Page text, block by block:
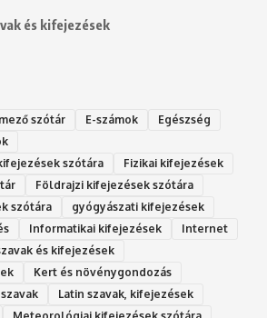
és kifejezések
szótár E-számok
Egészség
szótára
Fizikai kifejezések
Földrajzi kifejezések szótára
szótára
gyógyászati kifejezések
Informatikai kifejezések
Internet
és kifejezések
Kert és növénygondozás
Latin szavak, kifejezések